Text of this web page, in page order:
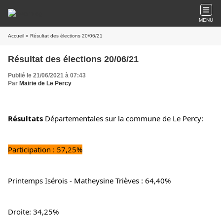
MENU
Accueil » Résultat des élections 20/06/21
Résultat des élections 20/06/21
Publié le 21/06/2021 à 07:43
Par Mairie de Le Percy
Résultats Départementales sur la commune de Le Percy:
Participation : 57,25%
Printemps Isérois - Matheysine Trièves : 64,40%
Droite: 34,25%